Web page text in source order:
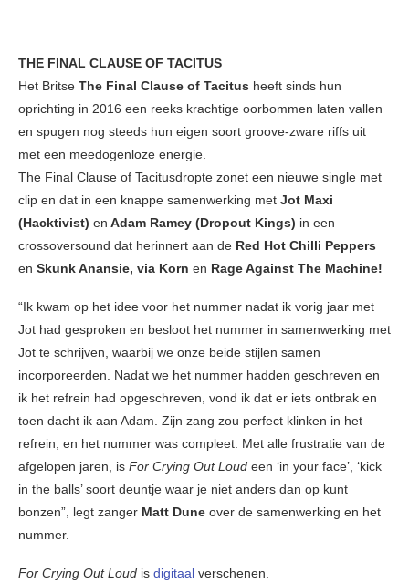
THE FINAL CLAUSE OF TACITUS
Het Britse The Final Clause of Tacitus heeft sinds hun
oprichting in 2016 een reeks krachtige oorbommen laten vallen
en spugen nog steeds hun eigen soort groove-zware riffs uit
met een meedogenloze energie.
The Final Clause of Tacitusdropte zonet een nieuwe single met
clip en dat in een knappe samenwerking met Jot Maxi
(Hacktivist) en Adam Ramey (Dropout Kings) in een
crossoversound dat herinnert aan de Red Hot Chilli Peppers
en Skunk Anansie, via Korn en Rage Against The Machine!
“Ik kwam op het idee voor het nummer nadat ik vorig jaar met
Jot had gesproken en besloot het nummer in samenwerking met
Jot te schrijven, waarbij we onze beide stijlen samen
incorporeerden. Nadat we het nummer hadden geschreven en
ik het refrein had opgeschreven, vond ik dat er iets ontbrak en
toen dacht ik aan Adam. Zijn zang zou perfect klinken in het
refrein, en het nummer was compleet. Met alle frustratie van de
afgelopen jaren, is For Crying Out Loud een ‘in your face’, ‘kick
in the balls’ soort deuntje waar je niet anders dan op kunt
bonzen”, legt zanger Matt Dune over de samenwerking en het
nummer.
For Crying Out Loud is digitaal verschenen.